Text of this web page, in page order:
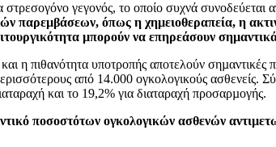
στρεσογόνο γεγονός, το οποίο συχνά
παρεµβάσεων, όπως η χηµειοθεραπεία, η
µπορούν να επηρεάσουν
η πιθανότητα υποτροπής αποτελούν
από 14.000 ογκολογικούς
και το 19,2% για διαταραχή προσαρµογής.
ποσοστότων ογκολογικών ασθενών